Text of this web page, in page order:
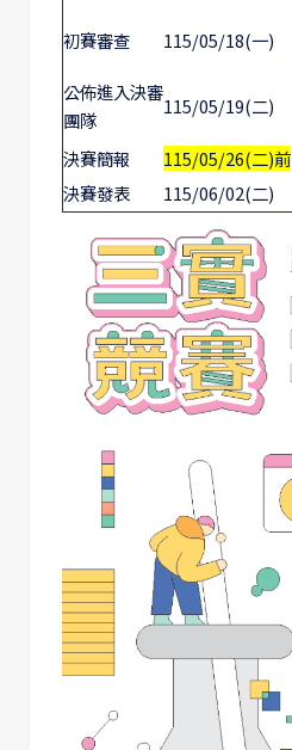
初賽審查 115/05/18(一)
公佈進入決審
團隊
115/05/19(二)
決賽簡報
115/05/26(二)前
決賽發表
115/06/02(二)